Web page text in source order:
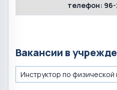
телефон:
Вакансии в
Инструктор по физической